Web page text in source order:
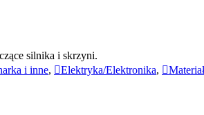
silnika i skrzyni.
i inne, Elektryka/Elektronika,